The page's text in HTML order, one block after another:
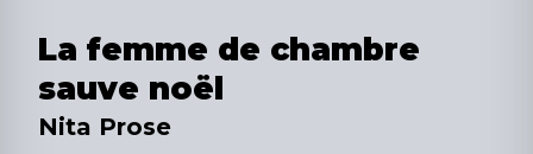
La femme de chambre
sauve noël
Nita Prose